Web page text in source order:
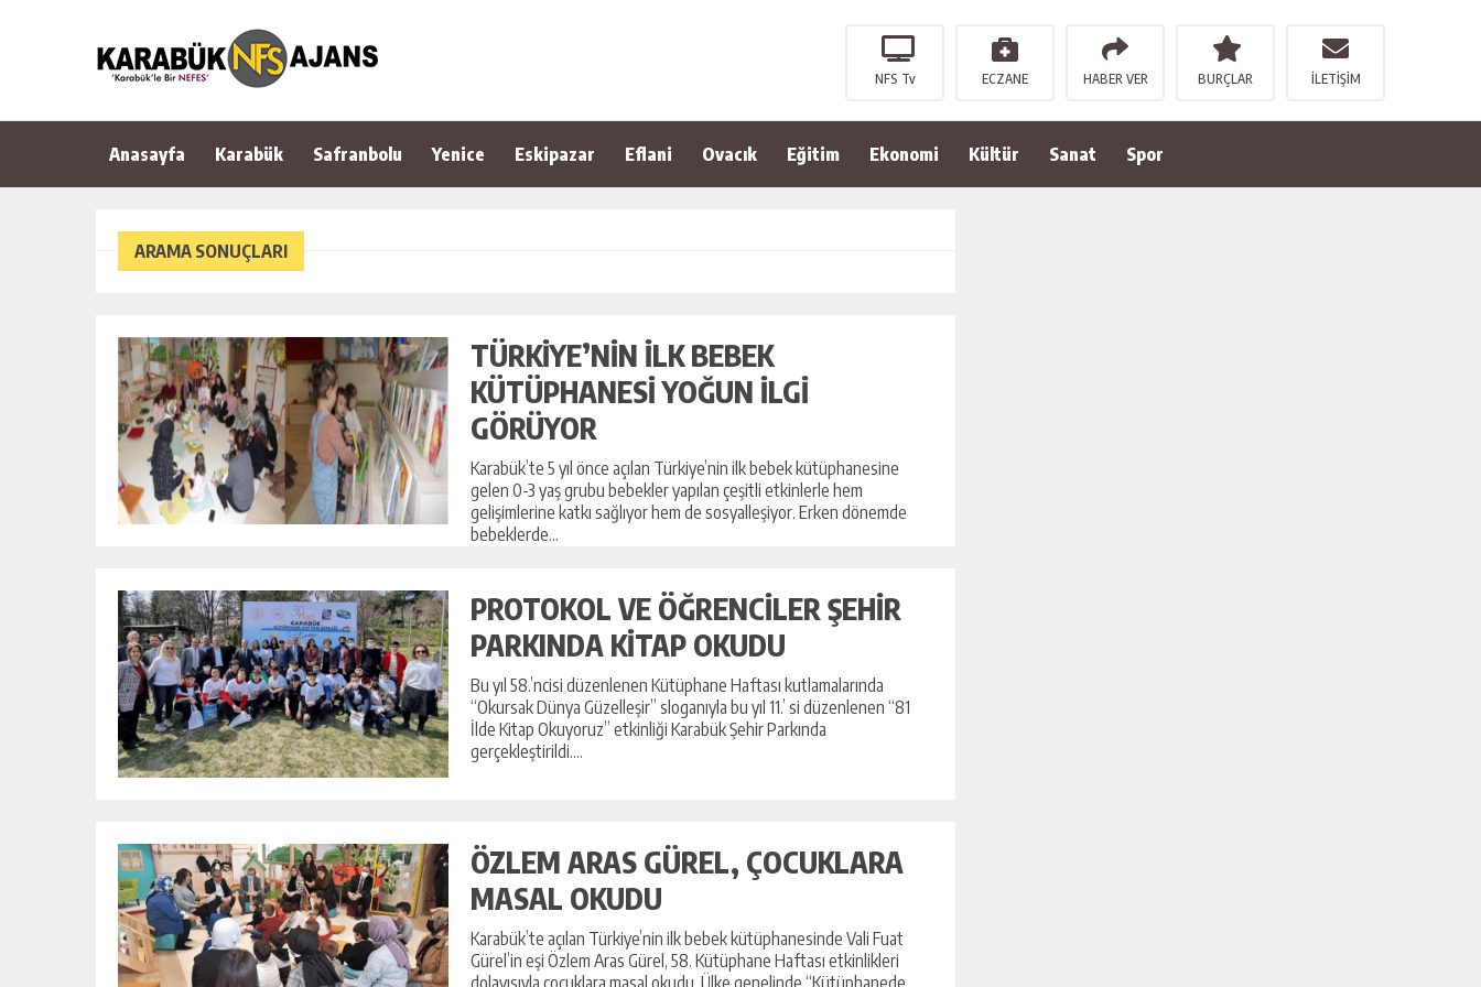
NFS Tv ECZANE HABER VER BURÇLAR İLETİŞİM
Anasayfa Karabük Safranbolu Yenice Eskipazar Eflani Ovacık Eğitim Ekonomi Kültür Sanat Spor
ARAMA SONUÇLARI
TÜRKİYE’NİN İLK BEBEK
KÜTÜPHANESİ YOĞUN İLGİ
GÖRÜYOR
Karabük’te 5 yıl önce açılan Türkiye’nin ilk bebek kütüphanesine
gelen 0-3 yaş grubu bebekler yapılan çeşitli etkinlerle hem
gelişimlerine katkı sağlıyor hem de sosyalleşiyor. Erken dönemde
bebeklerde...
PROTOKOL VE ÖĞRENCİLER ŞEHİR
PARKINDA KİTAP OKUDU
Bu yıl 58.’ncisi düzenlenen Kütüphane Haftası kutlamalarında
“Okursak Dünya Güzelleşir” sloganıyla bu yıl 11.’ si düzenlenen “81
İlde Kitap Okuyoruz” etkinliği Karabük Şehir Parkında
gerçekleştirildi....
ÖZLEM ARAS GÜREL, ÇOCUKLARA
MASAL OKUDU
Karabük’te açılan Türkiye’nin ilk bebek kütüphanesinde Vali Fuat
Gürel’in eşi Özlem Aras Gürel, 58. Kütüphane Haftası etkinlikleri
dolayısıyla çocuklara masal okudu. Ülke genelinde “Kütüphanede ...